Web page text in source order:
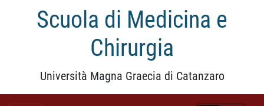
Scuola di Medicina e
Chirurgia
Università Magna Graecia di Catanzaro